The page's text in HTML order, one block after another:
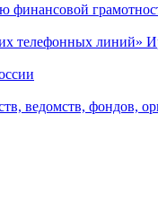
телефонных линий»
ведомств, фондов,